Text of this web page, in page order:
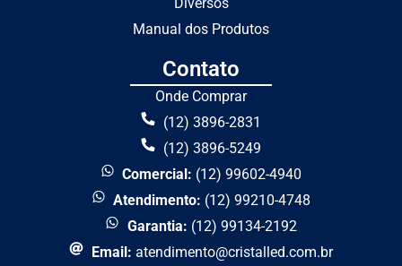
Diversos
Manual dos Produtos
Contato
Onde Comprar
(12) 3896-2831
(12) 3896-5249
Comercial: (12) 99602-4940
Atendimento: (12) 99210-4748
Garantia: (12) 99134-2192
Email: atendimento@cristalled.com.br